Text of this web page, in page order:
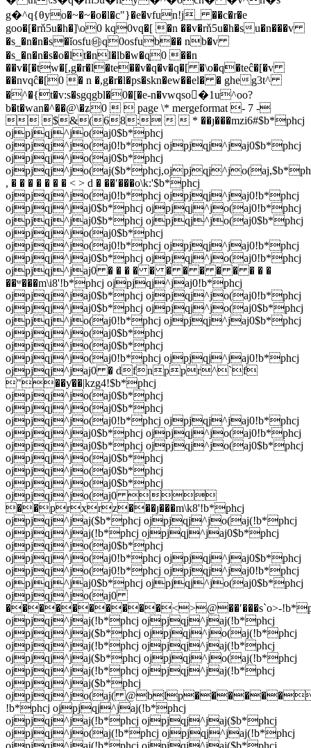
g�^q{θyo�~�~�o�l�c"}�e�vfun!j_ ��c�r�e
goo�[�rň5u�h�]\o0 kq0vq�[ �n ��v�rň5u�h�su�n���v
�s_�n�n�s�ǐosfu㉳q0osfub�� nb�v
�s_�n�n�s�o�lt�nl�lb�w�ɋ0 ��n
��v�[�tw�[,g�r�l�te��v�q�v�q�[ �\o�q�teĉ�[�v
��nvqĉ�[0 � n �,g�r�l�ps�skn�ew��el� � gheg3t^
�^�{t�v:s�sgqgbl�0�[�e-n�vwqso�1u^oo?
b�t�wan�^��@\�ʑ0   page \* mergeformat - 7 -
 $&(68:   * ��ȷ���mzi6#$b*phcj
ojpjqj^jo(aj0$b*phcj
ojpjqj^jo(aj0!b*phcj ojpjqj^jaj0$b*phcj
ojpjqj^jo(aj0$b*phcj
, � � � � � � � < > d � ��ʹ���o\k:'$b*phcj
ojpjqj^jo(aj0!b*phcj ojpjqj^jaj0!b*phcj
ojpjqj^jaj0$b*phcj ojpjqj^jo(aj0!b*phcj
ojpjqj^jaj0$b*phcj ojpjqj^jo(aj0$b*phcj
ojpjqj^jo(aj0$b*phcj
ojpjqj^jo(aj0!b*phcj ojpjqj^jaj0!b*phcj
ojpjqj^jaj0$b*phcj ojpjqj^jo(aj0!b*phcj
ojpjqj^jaj0 � � � � � � � � � � � � �
��ʷ���m\i8'!b*phcj ojpjqj^jaj0!b*phcj
ojpjqj^jaj0$b*phcj ojpjqj^jo(aj0!b*phcj
ojpjqj^jaj0$b*phcj ojpjqj^jo(aj0$b*phcj
ojpjqj^jo(aj0!b*phcj ojpjqj^jaj0$b*phcj
ojpjqj^jo(aj0$b*phcj
ojpjqj^jo(aj0$b*phcj
ojpjqj^jo(aj0!b*phcj ojpjqj^jaj0!b*phcj
ojpjqj^jaj0 � dfnppr^`f
"��ƴ��|kzg4!$b*phcj
ojpjqj^jo(aj0$b*phcj
ojpjqj^jo(aj0$b*phcj
ojpjqj^jo(aj0!b*phcj ojpjqj^jaj0!b*phcj
ojpjqj^jaj0$b*phcj ojpjqj^jo(aj0!b*phcj
ojpjqj^jaj0$b*phcj ojpjqj^jo(aj0$b*phcj
ojpjqj^jo(aj0$b*phcj
ojpjqj^jo(aj0$b*phcj
ojpjqj^jo(aj0$b*phcj
ojpjqj^jo(aj0 
��prxrz���ȷ���m\k8'!b*phcj
ojpjqj^jaj($b*phcj ojpjqj^jo(aj(!b*phcj
ojpjqj^jaj(!b*phcj ojpjqj^jaj0$b*phcj
ojpjqj^jo(aj0$b*phcj
ojpjqj^jo(aj0!b*phcj ojpjqj^jaj0$b*phcj
ojpjqj^jo(aj0!b*phcj ojpjqj^jaj0!b*phcj
ojpjqj^jaj0$b*phcj ojpjqj^jo(aj0$b*phcj
ojpjqj^jo(aj0
����������<>@��ʹ���s`o>-
ojpjqj^jaj(!b*phcj ojpjqj^jaj(!b*phcj
ojpjqj^jaj($b*phcj ojpjqj^jo(aj(!b*phcj
ojpjqj^jaj(!b*phcj ojpjqj^jaj(!b*phcj
ojpjqj^jaj($b*phcj ojpjqj^jo(aj(!b*phcj
ojpjqj^jaj(!b*phcj ojpjqj^jaj(!b*phcj
ojpjqj^jaj($b*phcj
ojpjqj^jo(aj(
!b*phcj ojpjqj^jaj(!b*phcj
ojpjqj^jaj(!b*phcj ojpjqj^jaj($b*phcj
ojpjqj^jo(aj(!b*phcj ojpjqj^jaj(!b*phcj
ojpjqj^jaj(!b*phcj ojpjqj^jaj($b*phcj